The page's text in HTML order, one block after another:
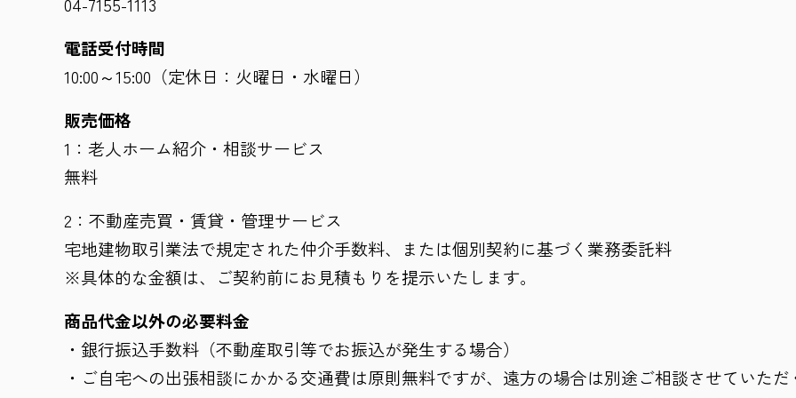
電話受付時間
10:00～15:00（定休日：火曜日・水曜日）
販売価格
1：老人ホーム紹介・相談サービス
無料
2：不動産売買・賃貸・管理サービス
宅地建物取引業法で規定された仲介手数料、または個別契約に基づく業務委託料
※具体的な金額は、ご契約前にお見積もりを提示いたします。
商品代金以外の必要料金
・銀行振込手数料（不動産取引等でお振込が発生する場合）
・ご自宅への出張相談にかかる交通費は原則無料ですが、遠方の場合は別途ご相談させていただ